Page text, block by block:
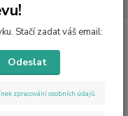
Obsidián kouřový, tromlovaný
Stačí zadat váš email:
Odeslat
zpracování osobních údajů.